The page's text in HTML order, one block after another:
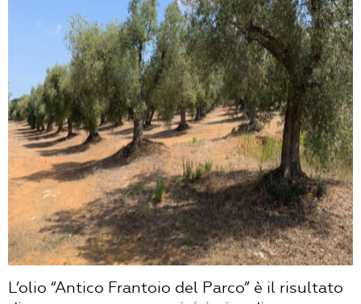
L’olio “Antico Frantoio del Parco” è il risultato